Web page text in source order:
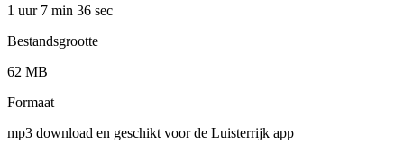
1 uur 7 min 36 sec
Bestandsgrootte
62 MB
Formaat
mp3 download en geschikt voor de Luisterrijk app